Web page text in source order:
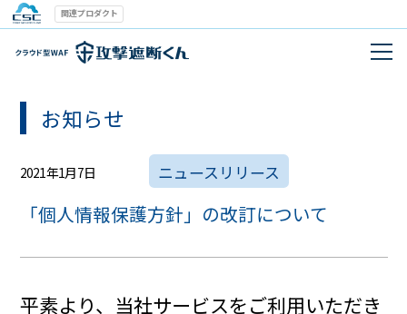
関連プロダクト
お知らせ
2021年1月7日 ニュースリリース
「個人情報保護方針」の改訂について
平素より、当社サービスをご利用いただき